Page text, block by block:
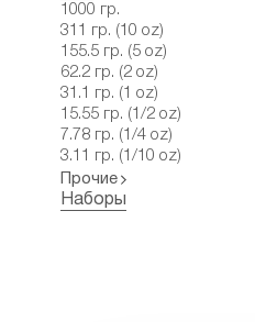
1000 гр.
311 гр. (10 oz)
155.5 гр. (5 oz)
62.2 гр. (2 oz)
31.1 гр. (1 oz)
15.55 гр. (1/2 oz)
7.78 гр. (1/4 oz)
3.11 гр. (1/10 oz)
Прочие
Наборы